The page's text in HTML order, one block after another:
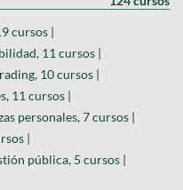
cursos |
11 cursos |
10 cursos |
11 cursos |
personales, 7 cursos |
|
pública, 5 cursos |